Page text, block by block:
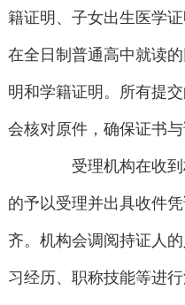
籍证明、子女出生医学
在全日制普通高中就读
明和学籍证明。所有提
会核对原件，确保证书与
受理机构在收到
的予以受理并出具收件
齐。机构会调阅持证人
习经历、职称技能等进